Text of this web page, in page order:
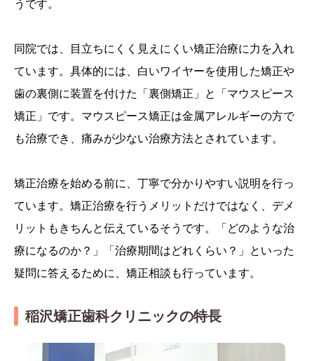
うです。
同院では、目立ちにくく見えにくい矯正治療に力を入れ
ています。具体的には、白いワイヤーを使用した矯正や
歯の裏側に装置を付けた「裏側矯正」と「マウスピース
矯正」です。マウスピース矯正は金属アレルギーの方で
も治療でき、痛みが少ない治療方法とされています。
矯正治療を始める前に、丁寧で分かりやすい説明を行っ
ています。矯正治療を行うメリットだけではなく、デメ
リットもきちんと伝えているそうです。「どのような治
療になるのか？」「治療期間はどれくらい？」といった
疑問に答えるために、矯正相談も行っています。
稲沢矯正歯科クリニックの特長